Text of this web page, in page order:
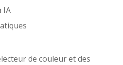
IA
de couleur et des